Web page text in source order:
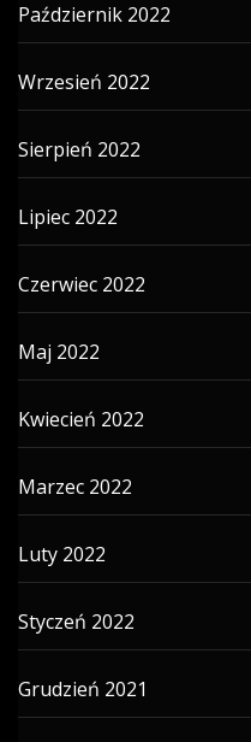
Październik 2022
Wrzesień 2022
Sierpień 2022
Lipiec 2022
Czerwiec 2022
Maj 2022
Kwiecień 2022
Marzec 2022
Luty 2022
Styczeń 2022
Grudzień 2021